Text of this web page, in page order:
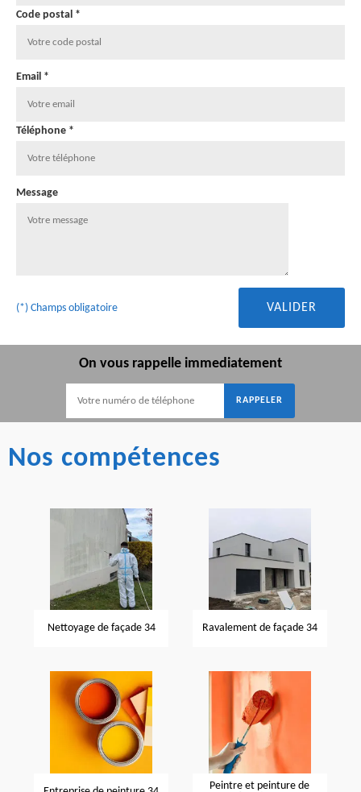
Code postal *
Email *
Téléphone *
Message
(*) Champs obligatoire
On vous rappelle immediatement
Nos compétences
Nettoyage de façade 34 Ravalement de façade 34
Peintre et peinture de